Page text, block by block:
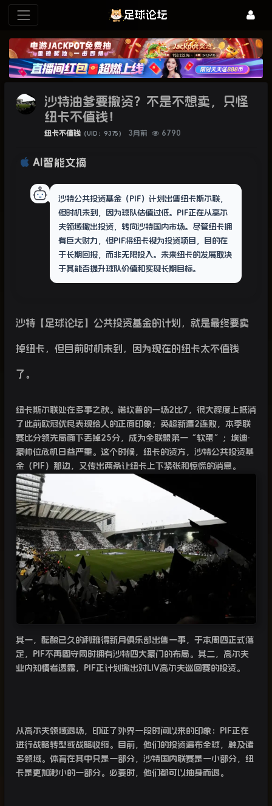
足球论坛
沙特油爹要撤资？不是不想卖，只怪
纽卡不值钱！
纽卡不值钱 （UID：9375） 3月前 6790
AI智能文摘
沙特公共投资基金（PIF）计划出售纽卡斯尔联，
但时机未到，因为球队估值过低。PIF正在从高尔
夫领域撤出投资，转向沙特国内市场。尽管纽卡拥
有巨大财力，但PIF将纽卡视为投资项目，目的在
于长期回报，而非无限投入。未来纽卡的发展取决
于其能否提升球队价值和实现长期目标。
沙特【足球论坛】公共投资基金的计划，就是最终要卖
掉纽卡，但目前时机未到，因为现在的纽卡太不值钱
了。
纽卡斯尔联处在多事之秋。诺坎普的一场2 比7 ，很大程度上抵消
了此前欧冠优良表现给人的正面印象；英超新遭2连败，本季联
赛比分领先局面下丢掉25分，成为全联盟第一“软蛋”；埃迪·
豪帅位危机日益严重。这个时候，纽卡的资方，沙特公共投资基
金（ PIF ）那边，又传出两条让纽卡上下紧张和惊慌的消息。
其一，酝酿已久的利雅得新月俱乐部出售一事，于本周四正式落
定，
PIF不再固守同时拥有沙特四大豪门的布局。其二，高尔夫
业内知情者透露，
PIF正计划撤出对LIV高尔夫巡回赛的投资。
从高尔夫领域退场，印证了外界一段时间以来的印象： PIF正在
进行战略转型或战略收缩。目前，他们的投资遍布全球，触及诸
多领域。体育在其中只是一部分，沙特国内联赛是一小部分，纽
卡是更加渺小的一部分。必要时，他们都可以抽身而退。